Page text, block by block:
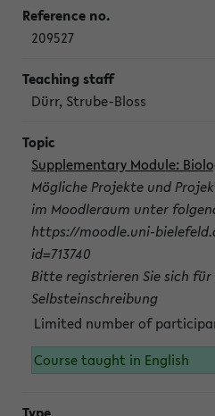
209527
Dürr, Strube-Bloss
Supplementary Module:
Mögliche Projekte und
im Moodleraum unter
https://moodle.uni-
id=713740
Bitte registrieren Sie sich für
Selbsteinschreibung
Limited number of
Course taught in English